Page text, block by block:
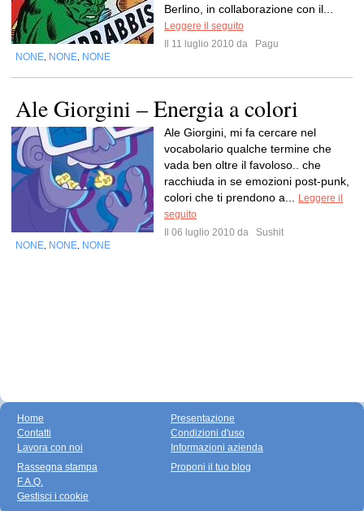
Berlino, in collaborazione con il...
Leggere il seguito
Il 11 luglio 2010 da
Pagu
NONE NONE NONE
Ale Giorgini – Energia a colori
Ale Giorgini, mi fa cercare nel
vocabolario qualche termine che
vada ben oltre il favoloso.. che
racchiuda in se emozioni post-punk,
colori che ti prendono a...
Leggere il
seguito
Il 06 luglio 2010 da
Sushit
NONE NONE NONE
Home
Contatti
Lavora con noi
Presentazione
Condizioni d'uso
Informazioni azienda
Rassegna stampa
F.A.Q.
Gestisci i cookie
Proponi il tuo blog